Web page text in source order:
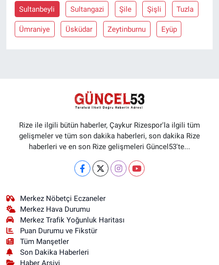
Sultanbeyli Sultangazi Şile Şişli Tuzla
Ümraniye Üsküdar Zeytinburnu Eyüp
Rize ile ilgili bütün haberler, Çaykur Rizespor'la ilgili tüm
gelişmeler ve tüm son dakika haberleri, son dakika Rize
haberleri ve en son Rize gelişmeleri Güncel53'te...
Merkez Nöbetçi Eczaneler
Merkez Hava Durumu
Merkez Trafik Yoğunluk Haritası
Puan Durumu ve Fikstür
Tüm Manşetler
Son Dakika Haberleri
Haber Arşivi